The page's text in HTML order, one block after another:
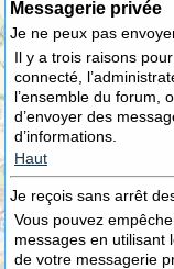
Messagerie privée
Je ne peux pas
Il y a trois raisons
connecté,
l’ensemble du forum,
d’envoyer des
d’informations.
Haut
Je reçois sans arrêt
Vous pouvez
messages en utilisant
de votre messagerie